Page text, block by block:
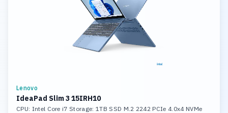
Lenovo
IdeaPad Slim 3 15IRH10
CPU: Intel Core i7 Storage: 1TB SSD M.2 2242 PCIe 4.0x4 NVMe